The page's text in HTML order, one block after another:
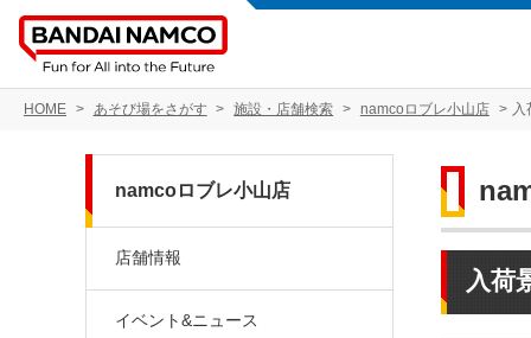
HOME あそび場をさがす 施設・店舗検索 namcoロブレ小山店 入
入荷
namcoロブレ小山店
店舗情報
イベント&ニュース